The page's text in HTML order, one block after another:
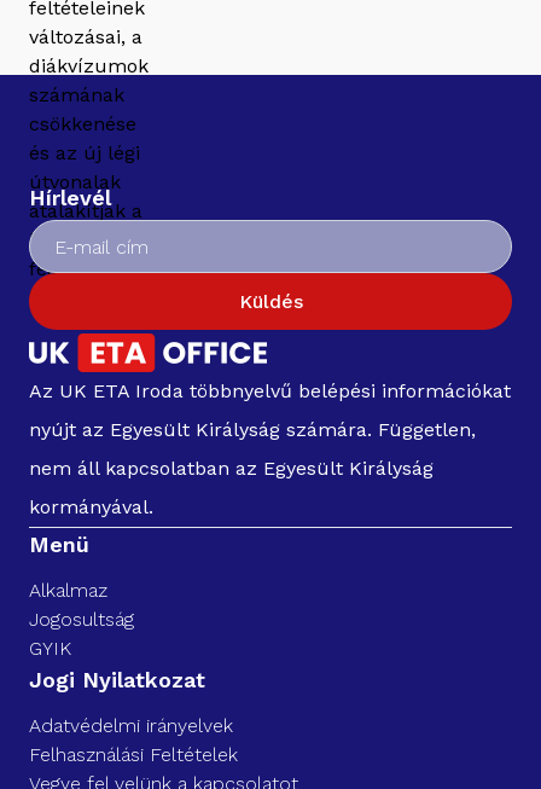
Hírlevél
Küldés
Az UK ETA Iroda többnyelvű belépési információkat
nyújt az Egyesült Királyság számára. Független,
nem áll kapcsolatban az Egyesült Királyság
kormányával.
Menü
Alkalmaz
Jogosultság
GYIK
Jogi Nyilatkozat
Adatvédelmi irányelvek
Felhasználási Feltételek
Vegye fel velünk a kapcsolatot